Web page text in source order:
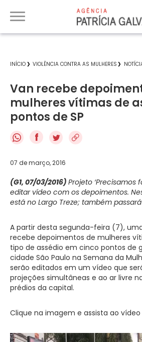
INÍCIO VIOLÊNCIA CONTRA AS MULHERES
Van recebe
mulheres vítimas de
pontos de SP
f
07 de março, 2016
(G1, 07/03/2016) Projeto ‘Precisamos
editar vídeo com os depoimentos.
está no Largo Treze; também
A partir desta segunda-feira (7),
recebe depoimentos de mulheres
tipo de assédio em cinco pontos de
cidade São Paulo na Semana da
serão editados em um vídeo que
projeções simultâneas e ao ar livre
prédios da capital.
Clique na imagem e assista ao